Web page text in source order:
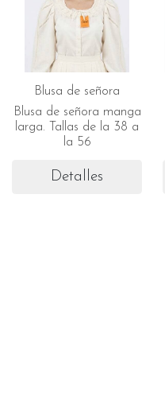
Blusa de señora
Blusa de señora manga
larga. Tallas de la 38 a
la 56
Detalles